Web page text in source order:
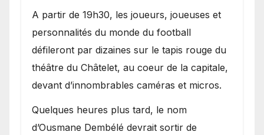
A partir de 19h30, les joueurs, joueuses et
personnalités du monde du football
défileront par dizaines sur le tapis rouge du
théâtre du Châtelet, au coeur de la capitale,
devant d’innombrables caméras et micros.
Quelques heures plus tard, le nom
d’Ousmane Dembélé devrait sortir de